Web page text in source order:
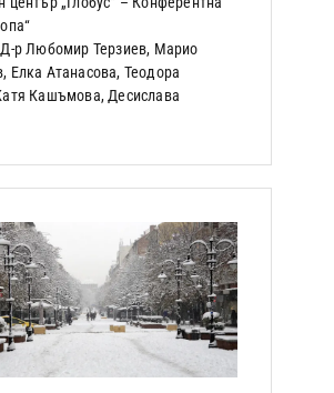
р Любомир Терзиев, Марио
Елка Атанасова, Теодора
Кашъмова, Десислава